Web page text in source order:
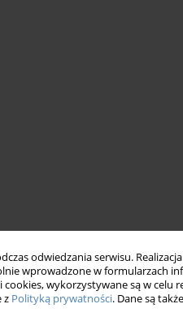
odwiedzania serwisu.
wprowadzone w formularzach
wykorzystywane są w celu
z Polityką prywatności. Dane są